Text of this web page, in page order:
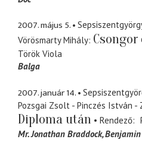
2007. május 5.
Vörösmarty Mihály Csongor
Török Viola
Balga
2007. január 14.
Pozsgai Zsolt - Pinczés István -
Diploma után Rendező
Mr. Jonathan Braddock